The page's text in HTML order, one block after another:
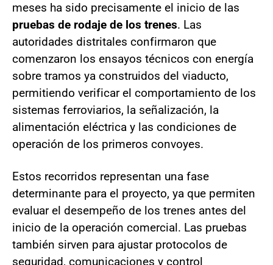
meses ha sido precisamente el inicio de las
pruebas de rodaje de los trenes. Las
autoridades distritales confirmaron que
comenzaron los ensayos técnicos con energía
sobre tramos ya construidos del viaducto,
permitiendo verificar el comportamiento de los
sistemas ferroviarios, la señalización, la
alimentación eléctrica y las condiciones de
operación de los primeros convoyes.
Estos recorridos representan una fase
determinante para el proyecto, ya que permiten
evaluar el desempeño de los trenes antes del
inicio de la operación comercial. Las pruebas
también sirven para ajustar protocolos de
seguridad, comunicaciones y control